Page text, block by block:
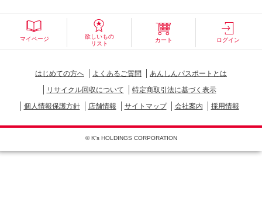
マイページ
欲しいもの
リスト
カート ログイン
はじめての方へ よくあるご質問
あんしんパスポートとは
リサイクル回収について
特定商取引法に基づく表示
個人情報保護方針
店舗情報 サイトマップ 会社案内 採用情報
© K's HOLDINGS CORPORATION